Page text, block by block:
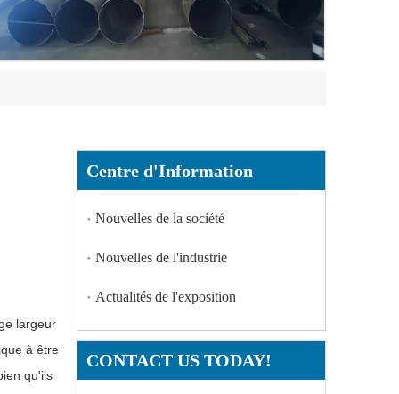
largeur
à être
qu'ils
Centre d'Information
Nouvelles de la société
Nouvelles de l'industrie
Actualités de l'exposition
CONTACT US TODAY!